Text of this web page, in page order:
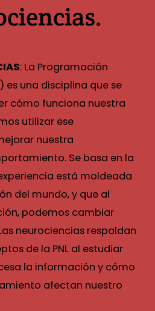
: La Programación
es una disciplina que se
cómo funciona nuestra
utilizar ese
nuestra
Se basa en la
está moldeada
del mundo, y que al
podemos cambiar
neurociencias respaldan
de la PNL al estudiar
la información y cómo
afectan nuestro